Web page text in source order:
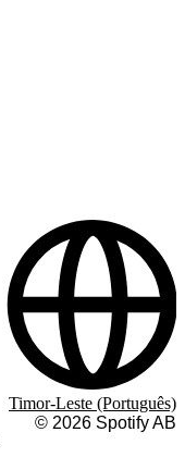
© 2026 Spotify AB
Timor-Leste (Português)